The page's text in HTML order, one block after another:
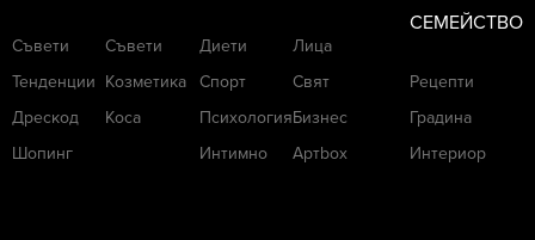
Съвети
Тенденции
Дрескод
Шопинг
Съвети
Козметика
Коса
Диети
Спорт
Психология
Интимно
Лица
Свят
Бизнес
Артbox
СЕМЕЙСТВО
Рецепти
Градина
Интериор